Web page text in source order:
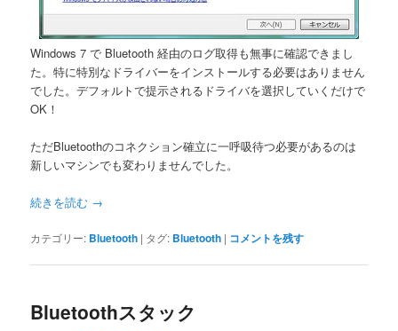
Windows 7 で Bluetooth 経由のログ取得も無事に確認できまし
た。特に特別なドライバーをインストールする必要はありません
でした。デフォルトで提示されるドライバを選択していくだけで
OK！
ただBluetoothのコネクション確立に一呼吸待つ必要があるのは
新しいマシンでも変わりませんでした。
続きを読む →
カテゴリー: Bluetooth | タグ: Bluetooth | コメントを残す
Bluetoothスタック